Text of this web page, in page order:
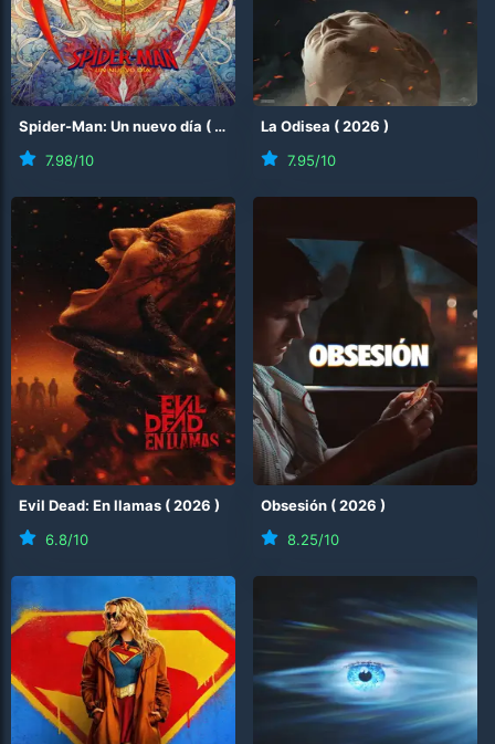
Spider-Man: Un nuevo día ( 2026
7.98/10
La Odisea (2026 )
7.95/10
Evil Dead: En llamas (2026 )
6.8/10
Obsesión (2026 )
8.25/10